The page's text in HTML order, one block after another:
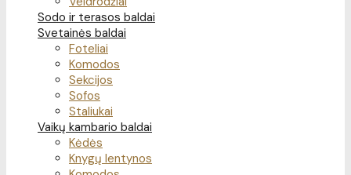
Sodo ir terasos baldai
Svetainės baldai
Foteliai
Komodos
Sekcijos
Sofos
Staliukai
Vaikų kambario baldai
Kėdės
Knygų lentynos